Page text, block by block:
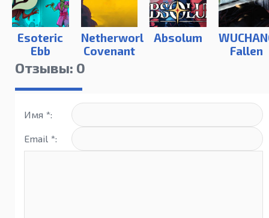
Esoteric
Ebb
Netherworld
Covenant
Absolum
Fallen
Отзывы: 0
Имя *:
Email *: